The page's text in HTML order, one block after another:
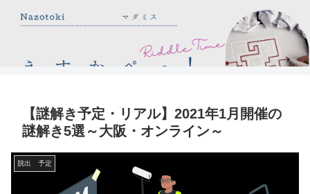
【謎解き予定・リアル】2021年1月開催の
謎解き5選～大阪・オンライン～
脱出 予定